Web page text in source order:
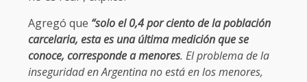
Agregó que “solo el 0,4 por ciento de la población
carcelaria, esta es una última medición que se
conoce, corresponde a menores. El problema de la
inseguridad en Argentina no está en los menores,